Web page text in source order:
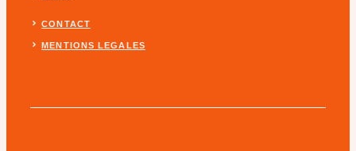
CONTACT
MENTIONS LEGALES